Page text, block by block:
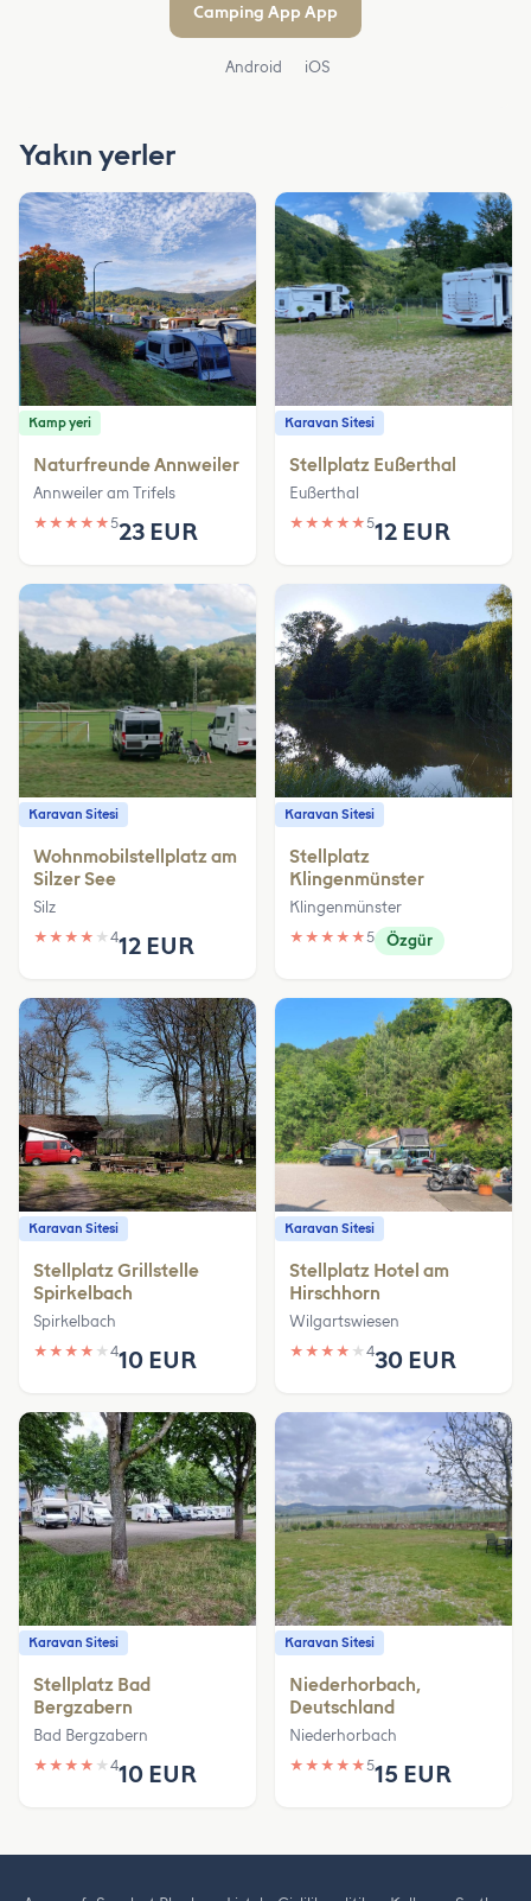
Camping App App
Android iOS
Yakın yerler
Kamp yeri
Naturfreunde Annweiler
Annweiler am Trifels
★ ★ ★ ★ ★523 EUR
Karavan Sitesi
Stellplatz Eußerthal
Eußerthal
★ ★ ★ ★ ★512 EUR
Karavan Sitesi
Wohnmobilstellplatz am
Silzer See
Silz
★ ★ ★ ★ ★ 412 EUR
Karavan Sitesi
Stellplatz
Klingenmünster
Klingenmünster
★ ★ ★ ★ ★5 Özgür
Karavan Sitesi
Stellplatz Grillstelle
Spirkelbach
Spirkelbach
★ ★ ★ ★ ★ 410 EUR
Karavan Sitesi
Stellplatz Hotel am
Hirschhorn
Wilgartswiesen
★ ★ ★ ★ ★ 430 EUR
Karavan Sitesi
Stellplatz Bad
Bergzabern
Bad Bergzabern
★ ★ ★ ★ ★ 410 EUR
Karavan Sitesi
Niederhorbach,
Deutschland
Niederhorbach
★ ★ ★ ★ ★515 EUR